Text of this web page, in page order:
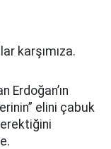
karşımıza.
Erdoğan’ın
elini çabuk